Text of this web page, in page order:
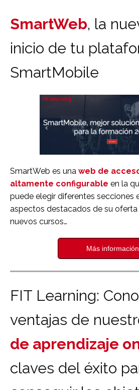
SmartWeb, la
inicio de tu
SmartMobile
SmartWeb es una web de
altamente configurable en la
puede elegir diferentes secciones
aspectos destacados de su
nuevos cursos…
Más información
FIT Learning:
ventajas de
de aprendizaje
claves del éxito